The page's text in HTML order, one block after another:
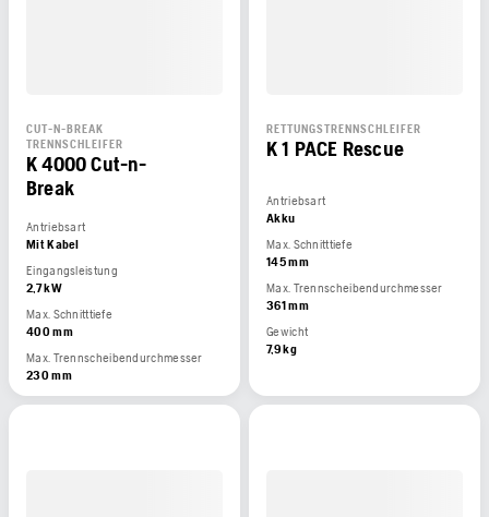
CUT-N-BREAK
TRENNSCHLEIFER
K 4000 Cut-n-
Break
Antriebsart
Mit Kabel
Eingangsleistung
2,7 kW
Max. Schnitttiefe
400 mm
Max. Trennscheibendurchmesser
230 mm
RETTUNGSTRENNSCHLEIFER
K 1 PACE Rescue
Antriebsart
Akku
Max. Schnitttiefe
145 mm
Max. Trennscheibendurchmesser
361 mm
Gewicht
7,9 kg